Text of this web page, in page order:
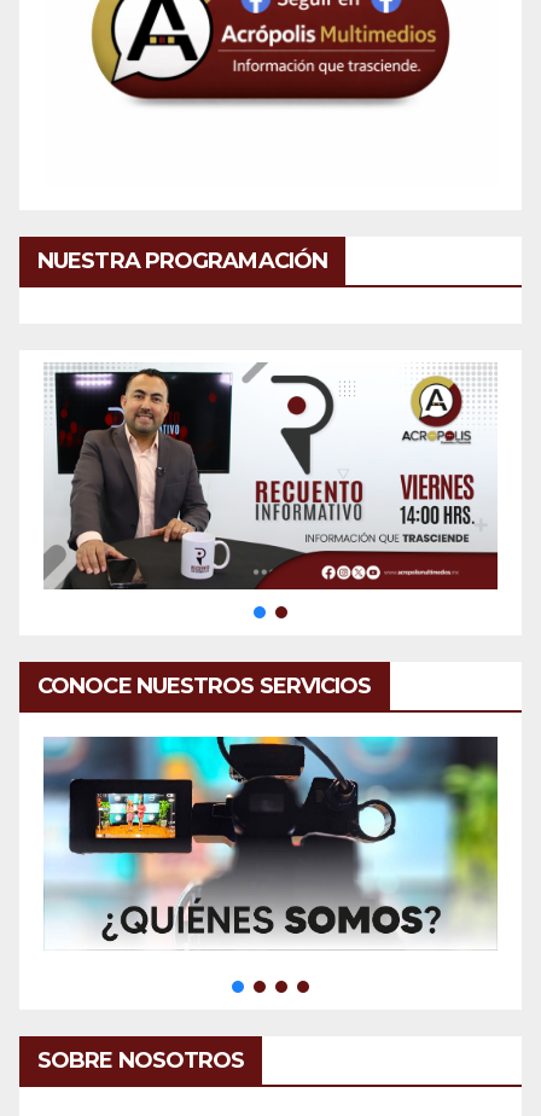
NUESTRA PROGRAMACIÓN
CONOCE NUESTROS SERVICIOS
SOBRE NOSOTROS